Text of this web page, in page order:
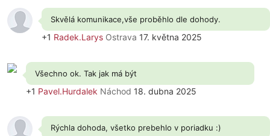
Skvělá komunikace,vše proběhlo dle dohody.
+1 Radek.Larys Ostrava 17. května 2025
Všechno ok. Tak jak má být
+1 Pavel.Hurdalek Náchod 18. dubna 2025
Rýchla dohoda, všetko prebehlo v poriadku :)